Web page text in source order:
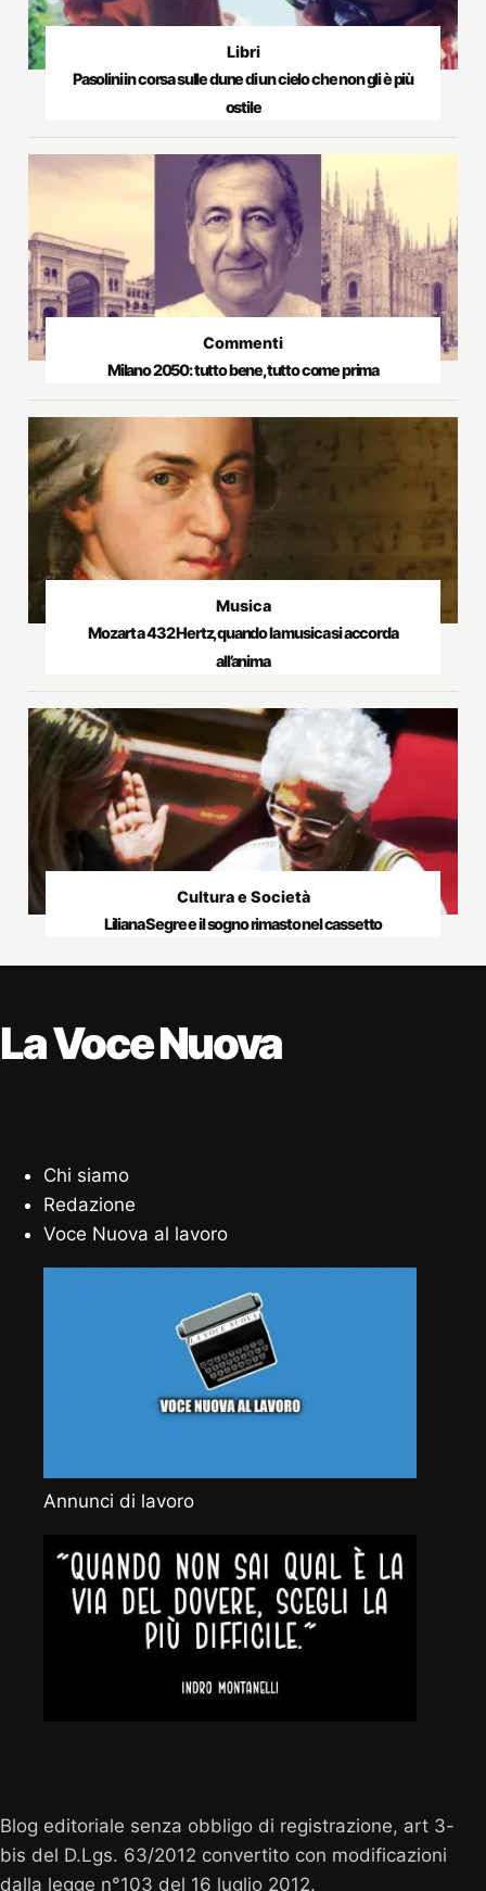
Libri
Pasolini in corsa sulle dune di un cielo che non gli è più
ostile
Commenti
Milano 2050: tutto bene, tutto come prima
Musica
Mozart a 432 Hertz, quando la musica si accorda
all’anima
Cultura e Società
Liliana Segre e il sogno rimasto nel cassetto
La Voce Nuova
Chi siamo
Redazione
Voce Nuova al lavoro
Annunci di lavoro
Blog editoriale senza obbligo di registrazione, art 3-
bis del D.Lgs. 63/2012 convertito con modificazioni
dalla legge n°103 del 16 luglio 2012.